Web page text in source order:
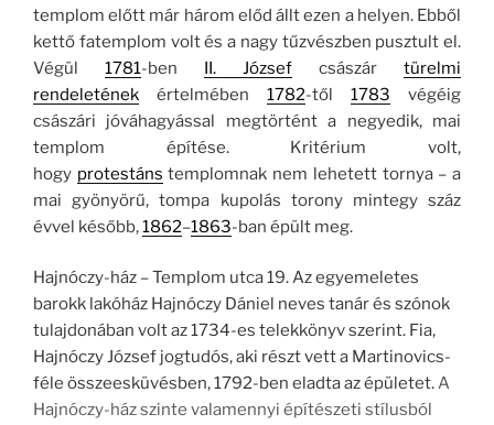
templom előtt már három előd állt ezen a helyen. Ebből
kettő fatemplom volt és a nagy tűzvészben pusztult el.
Végül 1781-ben II. József császár türelmi
rendeletének értelmében 1782-től 1783 végéig
császári jóváhagyással megtörtént a negyedik, mai
templom építése. Kritérium volt,
hogy protestáns templomnak nem lehetett tornya – a
mai gyönyörű, tompa kupolás torony mintegy száz
évvel később,1862–1863-ban épült meg.
Hajnóczy-ház – Templom utca 19. Az egyemeletes
barokk lakóház Hajnóczy Dániel neves tanár és szónok
tulajdonában volt az 1734-es telekkönyv szerint. Fia,
Hajnóczy József jogtudós, aki részt vett a Martinovics-
féle összeesküvésben, 1792-ben eladta az épületet.A
Hajnóczy-ház szinte valamennyi építészeti stílusból